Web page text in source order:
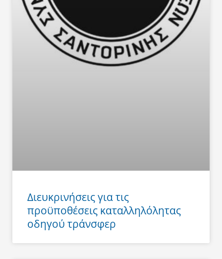
Διευκρινήσεις για τις
προϋποθέσεις καταλληλόλητας
οδηγού τράνσφερ